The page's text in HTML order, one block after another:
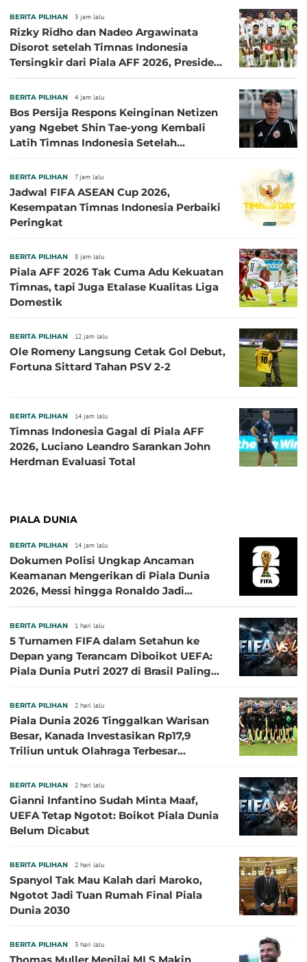
BERITA PILIHAN 3 jam lalu
Rizky Ridho dan Nadeo Argawinata
Disorot setelah Timnas Indonesia
Tersingkir dari Piala AFF 2026, Presiden
BERITA PILIHAN 4 jam lalu
Bos Persija Respons Keinginan Netizen
yang Ngebet Shin Tae-yong Kembali
Latih Timnas Indonesia Setelah
BERITA PILIHAN 7 jam lalu
Jadwal FIFA ASEAN Cup 2026,
Kesempatan Timnas Indonesia Perbaiki
Peringkat
BERITA PILIHAN 8 jam lalu
Piala AFF 2026 Tak Cuma Adu Kekuatan
Timnas, tapi Juga Etalase Kualitas Liga
Domestik
BERITA PILIHAN 12 jam lalu
Ole Romeny Langsung Cetak Gol Debut,
Fortuna Sittard Tahan PSV 2-2
BERITA PILIHAN 14 jam lalu
Timnas Indonesia Gagal di Piala AFF
2026, Luciano Leandro Sarankan John
Herdman Evaluasi Total
PIALA DUNIA
BERITA PILIHAN 14 jam lalu
Dokumen Polisi Ungkap Ancaman
Keamanan Mengerikan di Piala Dunia
2026, Messi hingga Ronaldo Jadi
BERITA PILIHAN 1 hari lalu
5 Turnamen FIFA dalam Setahun ke
Depan yang Terancam Diboikot UEFA:
Piala Dunia Putri 2027 di Brasil Paling
BERITA PILIHAN 2 hari lalu
Piala Dunia 2026 Tinggalkan Warisan
Besar, Kanada Investasikan Rp17,9
Triliun untuk Olahraga Terbesar
BERITA PILIHAN 2 hari lalu
Gianni Infantino Sudah Minta Maaf,
UEFA Tetap Ngotot: Boikot Piala Dunia
Belum Dicabut
BERITA PILIHAN 2 hari lalu
Spanyol Tak Mau Kalah dari Maroko,
Ngotot Jadi Tuan Rumah Final Piala
Dunia 2030
BERITA PILIHAN 3 hari lalu